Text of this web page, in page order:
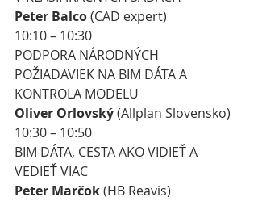
Peter Balco (CAD expert)
10:10 – 10:30
PODPORA NÁRODNÝCH
POŽIADAVIEK NA BIM DÁTA A
KONTROLA MODELU
Oliver Orlovský (Allplan Slovensko)
10:30 – 10:50
BIM DÁTA, CESTA AKO VIDIEŤ A
VEDIEŤ VIAC
Peter Marčok (HB Reavis)